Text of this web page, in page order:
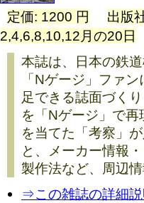
定価: 1200 円
出版
2,4,6,8,10,12月の20日
本誌は、日本の鉄
「Nゲージ」ファ
足できる誌面づく
を「Nゲージ」で
を当てた「考察」
と、メーカー情報
製作法など、周辺
⇒この雑誌の詳細